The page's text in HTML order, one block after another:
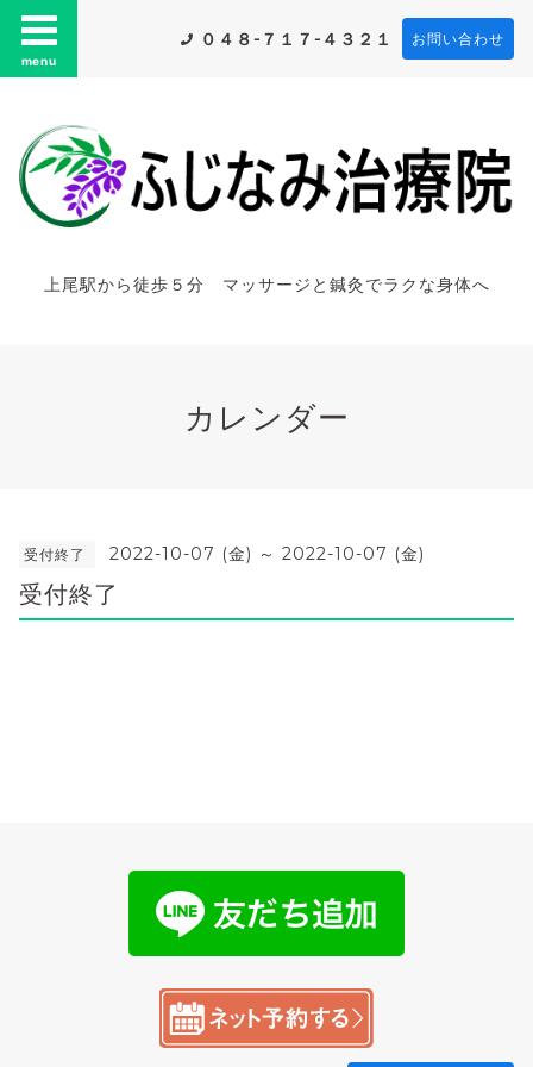
menu
０４８-７１７-４３２１ お問い合わせ
上尾駅から徒歩５分 マッサージと鍼灸でラクな身体へ
カレンダー
受付終了 2022-10-07 (金) ～ 2022-10-07 (金)
受付終了